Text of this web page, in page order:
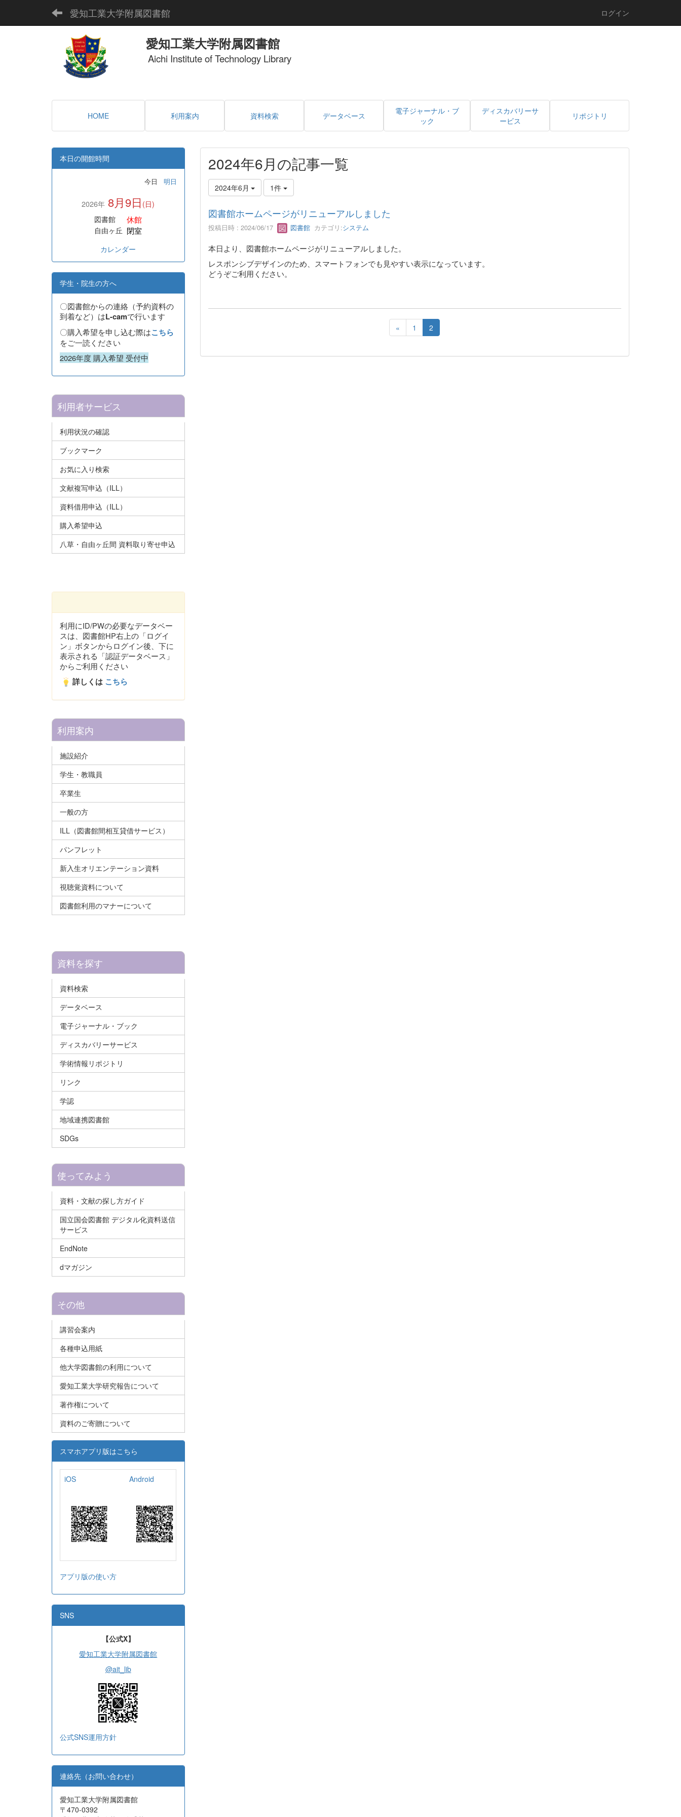
愛知工業大学附属図書館 ログイン
愛知工業大学附属図書館
Aichi Institute of Technology Library
HOME 利用案内 資料検索 データベース
電子ジャーナル・ブ
ック
ディスカバリーサ
ービス
リポジトリ
2024年6月の記事一覧
2024年6月 1件
図書館ホームページがリニューアルしました
投稿日時 : 2024/06/17 図書館カテゴリ:システム
本日より、図書館ホームページがリニューアルしました。
レスポンシブデザインのため、スマートフォンでも見やすい表示になっています。
どうぞご利用ください。
« 1 2
本日の開館時間
今日 明日
2026年 8月9日 (日)
図書館
休館
自由ヶ丘 閉室
カレンダー
学生・院生の方へ
〇図書館からの連絡（予約資料の
到着など）はL-camで行います
〇購入希望を申し込む際はこちら
をご一読ください
2026年度 購入希望 受付中
利用者サービス
利用状況の確認
ブックマーク
お気に入り検索
文献複写申込（ILL）
資料借用申込（ILL）
購入希望申込
八草・自由ヶ丘間 資料取り寄せ申込
利用にID/PWの必要なデータベー
スは、図書館HP右上の「ログイ
ン」ボタンからログイン後、下に
表示される「認証データベース」
からご利用ください
詳しくは こちら
利用案内
施設紹介
学生・教職員
卒業生
一般の方
ILL（図書館間相互貸借サービス）
パンフレット
新入生オリエンテーション資料
視聴覚資料について
図書館利用のマナーについて
資料を探す
資料検索
データベース
電子ジャーナル・ブック
ディスカバリーサービス
学術情報リポジトリ
リンク
学認
地域連携図書館
SDGs
使ってみよう
資料・文献の探し方ガイド
国立国会図書館 デジタル化資料送信
サービス
EndNote
dマガジン
その他
講習会案内
各種申込用紙
他大学図書館の利用について
愛知工業大学研究報告について
著作権について
資料のご寄贈について
スマホアプリ版はこちら
iOS Android
アプリ版の使い方
SNS
【公式X】
愛知工業大学附属図書館
@ait_lib
公式SNS運用方針
連絡先（お問い合わせ）
愛知工業大学附属図書館
〒470-0392